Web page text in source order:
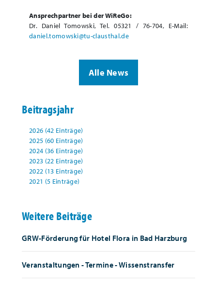
Ansprechpartner bei der WiReGo:
Dr. Daniel Tomowski, Tel. 05321 / 76-704, E-Mail:
daniel.tomowski@tu-clausthal.de
Alle News
Beitragsjahr
2026 (42 Einträge)
2025 (60 Einträge)
2024 (36 Einträge)
2023 (22 Einträge)
2022 (13 Einträge)
2021 (5 Einträge)
Weitere Beiträge
GRW-Förderung für Hotel Flora in Bad Harzburg
Veranstaltungen - Termine - Wissenstransfer